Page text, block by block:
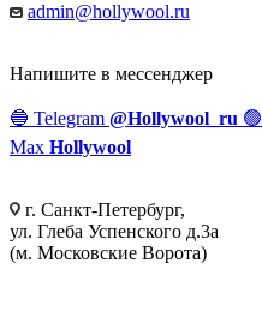
admin@hollywool.ru
Напишите в мессенджер
🔵 Telegram @Hollywool_ru 🟢
Max Hollywool
г. Санкт-Петербург,
ул. Глеба Успенского д.3а
(м. Московские Ворота)